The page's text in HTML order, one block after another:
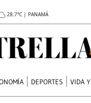
28.7°C | PANAMÁ
DEPORTES VIDA